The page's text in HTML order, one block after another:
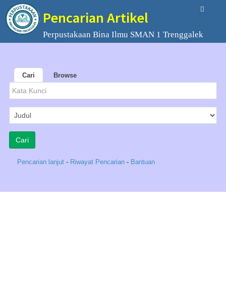
Pencarian Artikel
Perpustakaan Bina Ilmu SMAN 1 Trenggalek
Cari Browse
Pencarian lanjut - Riwayat Pencarian - Bantuan